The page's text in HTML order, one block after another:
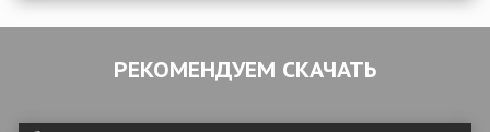
РЕКОМЕНДУЕМ СКАЧАТЬ